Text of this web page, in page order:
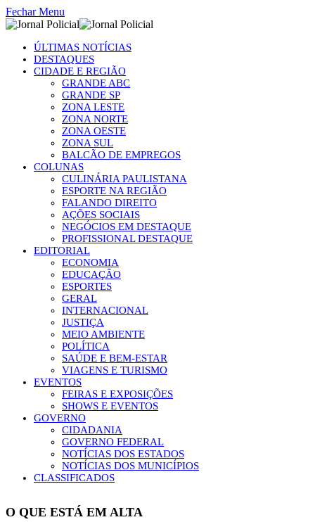
Fechar Menu
ÚLTIMAS NOTÍCIAS
DESTAQUES
CIDADE E REGIÃO
GRANDE ABC
GRANDE SP
ZONA LESTE
ZONA NORTE
ZONA OESTE
ZONA SUL
BALCÃO DE EMPREGOS
COLUNAS
CULINÁRIA PAULISTANA
ESPORTE NA REGIÃO
FALANDO DIREITO
AÇÕES SOCIAIS
NEGÓCIOS EM DESTAQUE
PROFISSIONAL DESTAQUE
EDITORIAL
ECONOMIA
EDUCAÇÃO
ESPORTES
GERAL
INTERNACIONAL
JUSTIÇA
MEIO AMBIENTE
POLÍTICA
SAÚDE E BEM-ESTAR
VIAGENS E TURISMO
EVENTOS
FEIRAS E EXPOSIÇÕES
SHOWS E EVENTOS
GOVERNO
CIDADANIA
GOVERNO FEDERAL
NOTÍCIAS DOS ESTADOS
NOTÍCIAS DOS MUNICÍPIOS
CLASSIFICADOS
O QUE ESTÁ EM ALTA